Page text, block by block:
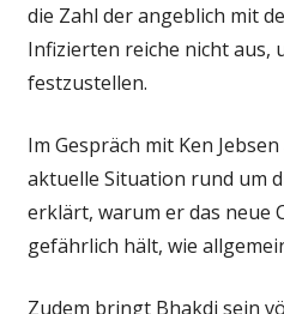
die Zahl der angeblich mit
Infizierten reiche nicht aus,
festzustellen.
Im Gespräch mit Ken
aktuelle Situation rund um
erklärt, warum er das neue
gefährlich hält, wie
Zudem bringt Bhakdi sein